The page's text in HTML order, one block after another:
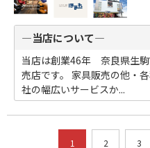
―当店について―
当店は創業46年 奈良県生
売店です。 家具販売の他・
社の幅広いサービスか...
1 2 3